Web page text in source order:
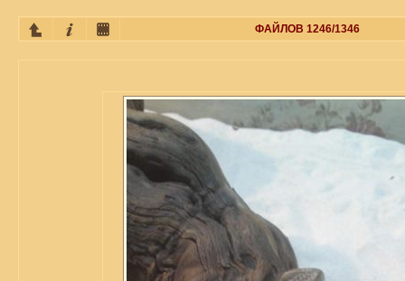
ФАЙЛОВ 1246/1346